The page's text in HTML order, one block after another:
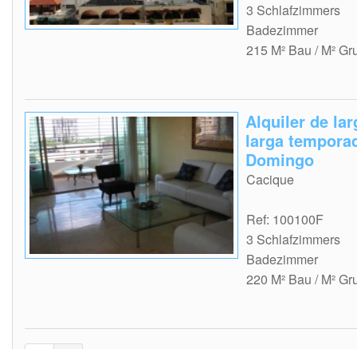
3 Schlafzimmers
Badezimmer
215 M² Bau / M²
Alquiler de
larga
Domingo
Cacique
Ref: 100100F
3 Schlafzimmers
Badezimmer
220 M² Bau / M²